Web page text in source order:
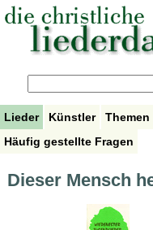
Lieder Künstler Themen
Häufig gestellte Fragen
Dieser Mensch